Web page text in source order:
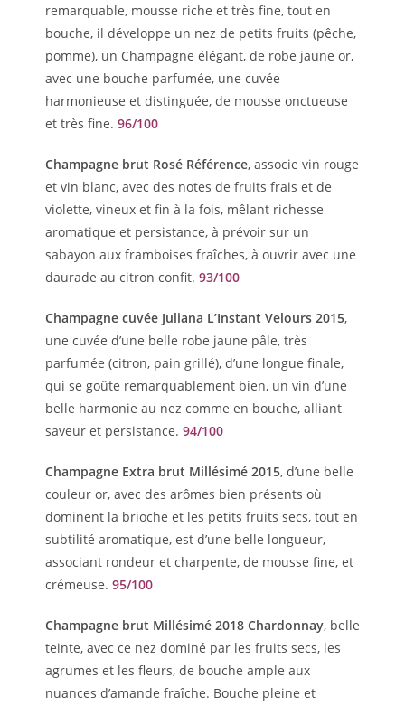
remarquable, mousse riche et très fine, tout en
bouche, il développe un nez de petits fruits (pêche,
pomme), un Champagne élégant, de robe jaune or,
avec une bouche parfumée, une cuvée
harmonieuse et distinguée, de mousse onctueuse
et très fine. 96/100
Champagne brut Rosé Référence, associe vin rouge
et vin blanc, avec des notes de fruits frais et de
violette, vineux et fin à la fois, mêlant richesse
aromatique et persistance, à prévoir sur un
sabayon aux framboises fraîches, à ouvrir avec une
daurade au citron confit. 93/100
Champagne cuvée Juliana L’Instant Velours 2015,
une cuvée d’une belle robe jaune pâle, très
parfumée (citron, pain grillé), d’une longue finale,
qui se goûte remarquablement bien, un vin d’une
belle harmonie au nez comme en bouche, alliant
saveur et persistance. 94/100
Champagne Extra brut Millésimé 2015, d’une belle
couleur or, avec des arômes bien présents où
dominent la brioche et les petits fruits secs, tout en
subtilité aromatique, est d’une belle longueur,
associant rondeur et charpente, de mousse fine, et
crémeuse. 95/100
Champagne brut Millésimé 2018 Chardonnay, belle
teinte, avec ce nez dominé par les fruits secs, les
agrumes et les fleurs, de bouche ample aux
nuances d’amande fraîche. Bouche pleine et